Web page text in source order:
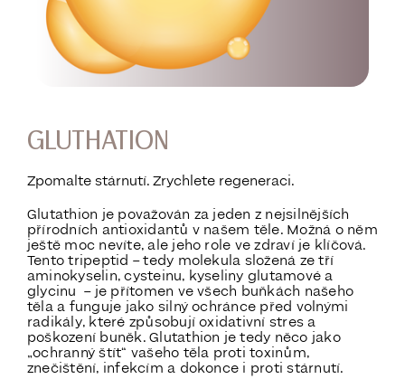
GLUTHATION
Zpomalte stárnutí. Zrychlete regeneraci.
Glutathion je považován za jeden z nejsilnějších
přírodních antioxidantů v našem těle. Možná o něm
ještě moc nevíte, ale jeho role ve zdraví je klíčová.
Tento tripeptid – tedy molekula složená ze tří
aminokyselin, cysteinu, kyseliny glutamové a
glycinu – je přítomen ve všech buňkách našeho
těla a funguje jako silnýochránce před volnými
radikály, které způsobují oxidativní stres a
poškození buněk. Glutathion je tedy něco jako
„ochranný štít“ vašeho těla proti toxinům,
znečištění, infekcím a dokonce i proti stárnutí.